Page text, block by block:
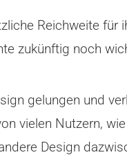
Reichweite
zukünftig noch
gelungen und
vielen Nutzern,
Design